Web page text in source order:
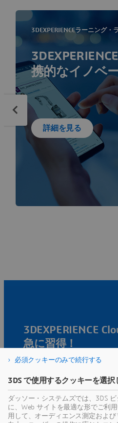
3DEXPERIENCEラーニング・
携的なイノベ
詳細を見る
3DEXPERIENCE
急に習得！
ラーニング・エクスペリエ
学習時間の短縮 および広範
いつでもどこからでも、
ブ・コースやテクニカル
必須クッキーのみで続行する
3DS で使用するクッキーを選択
ダッソー・システムズでは、3DS
に、Web サイトを最適な形でご利
用して、オーディエンス測定およ